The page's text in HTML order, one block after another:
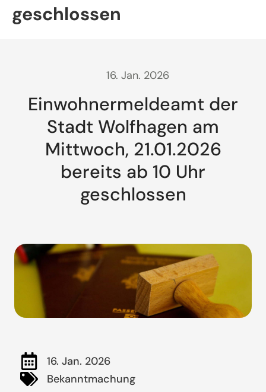
geschlossen
16. Jan. 2026
Einwohnermeldeamt der
Stadt Wolfhagen am
Mittwoch, 21.01.2026
bereits ab 10 Uhr
geschlossen
16. Jan. 2026
Bekanntmachung